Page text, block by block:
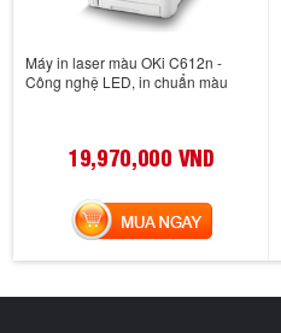
Máy in laser màu OKi C612n -
Công nghệ LED, in chuẩn màu
19,970,000 VND
MUA NGAY